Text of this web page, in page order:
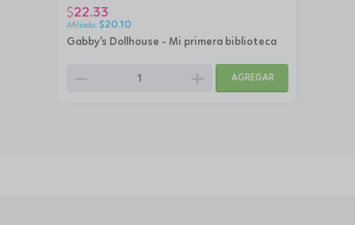
Gabby's Dollhouse - Mi primera biblioteca
$22.33
$20.10
remove add AGREGAR